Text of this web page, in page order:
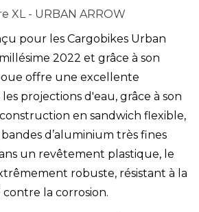
XL - URBAN ARROW
pour les Cargobikes Urban
2022 et grâce à son
offre une excellente
projections d'eau, grâce à son
en sandwich flexible,
d’aluminium très fines
un revêtement plastique, le
robuste, résistant à la
la corrosion.